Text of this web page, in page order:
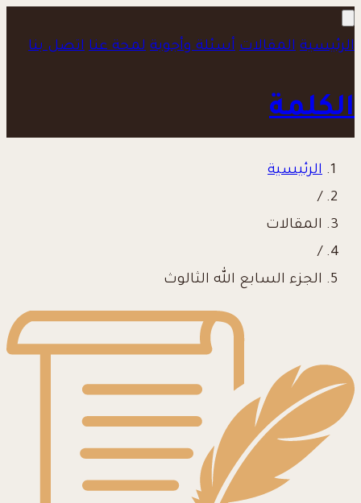
الرئيسية المقالات أسئلة وأجوبة لمحة عنا اتصل بنا
الكلمة
الرئيسية
/
المقالات
/
الجزء السابع الله الثالوث